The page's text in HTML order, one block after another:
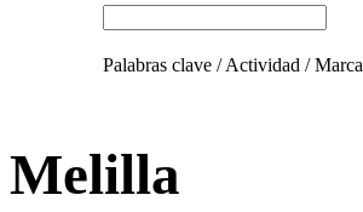
Palabras clave / Actividad / Marca
Melilla